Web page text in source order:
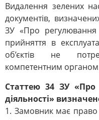
Видалення зелених
документів,
ЗУ «Про регулювання
прийняття в
об’єктів не
компетентним
Статтею 34 ЗУ «Про
діяльності»
1. Замовник має право